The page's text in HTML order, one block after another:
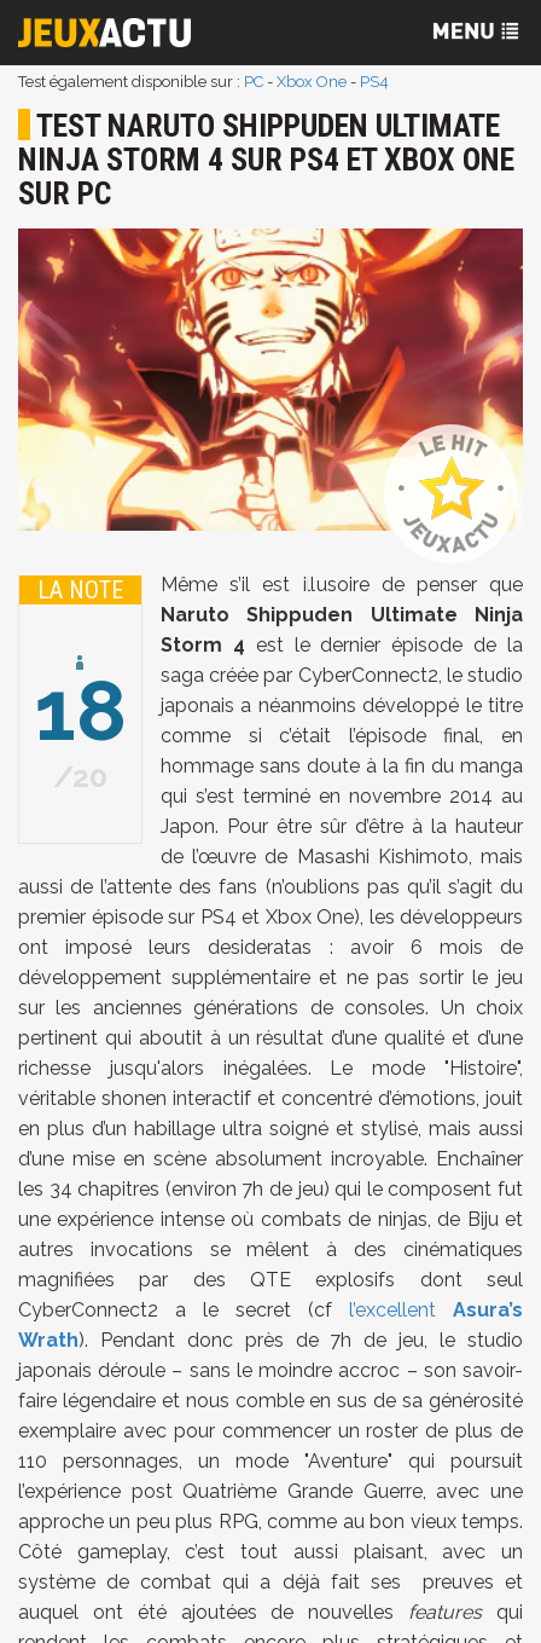
Test également disponible sur : PC - Xbox One - PS4
TEST NARUTO SHIPPUDEN ULTIMATE
NINJA STORM 4 SUR PS4 ET XBOX ONE
SUR PC
LA NOTE
18
20
Même s’il est illusoire de penser que
Naruto Shippuden Ultimate Ninja
Storm 4 est le dernier épisode de la
saga créée par CyberConnect2, le studio
japonais a néanmoins développé le titre
comme si c’était l’épisode final, en
hommage sans doute à la fin du manga
qui s’est terminé en novembre 2014 au
Japon. Pour être sûr d’être à la hauteur
de l’œuvre de Masashi Kishimoto, mais
aussi de l’attente des fans (n’oublions pas qu’il s’agit du
premier épisode sur PS4 et Xbox One), les développeurs
ont imposé leurs desideratas : avoir 6 mois de
développement supplémentaire et ne pas sortir le jeu
sur les anciennes générations de consoles. Un choix
pertinent qui aboutit à un résultat d’une qualité et d’une
richesse jusqu'alors inégalées. Le mode "Histoire",
véritable shonen interactif et concentré d’émotions, jouit
en plus d’un habillage ultra soigné et stylisé, mais aussi
d’une mise en scène absolument incroyable. Enchaîner
les 34 chapitres (environ 7h de jeu) qui le composent fut
une expérience intense où combats de ninjas, de Biju et
autres invocations se mêlent à des cinématiques
magnifiées par des QTE explosifs dont seul
CyberConnect2 a le secret (cf l’excellent Asura’s
Wrath). Pendant donc près de 7h de jeu, le studio
japonais déroule – sans le moindre accroc – son savoir-
faire légendaire et nous comble en sus de sa générosité
exemplaire avec pour commencer un roster de plus de
110 personnages, un mode "Aventure" qui poursuit
l’expérience post Quatrième Grande Guerre, avec une
approche un peu plus RPG, comme au bon vieux temps.
Côté gameplay, c’est tout aussi plaisant, avec un
système de combat qui a déjà fait ses preuves et
auquel ont été ajoutées de nouvelles featuresqui